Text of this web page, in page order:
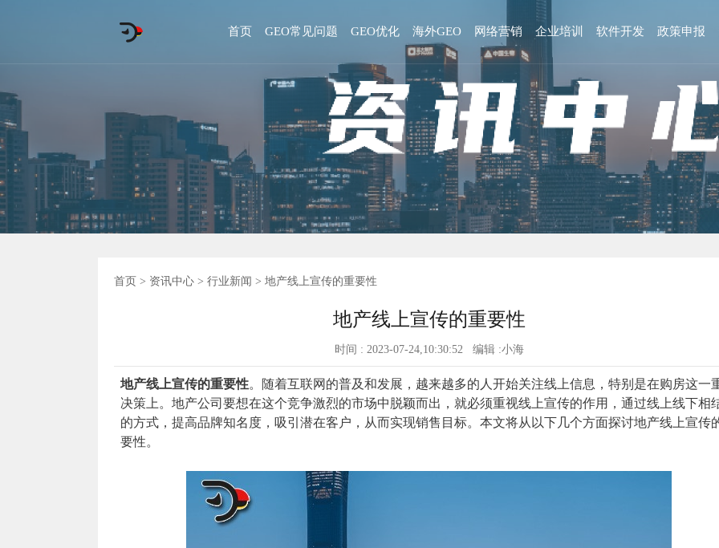
首页 GEO常见问题 GEO优化 海外GEO 网络营销 企业培训 软件开发 政策申报
首页 > 资讯中心 > 行业新闻 > 地产线上宣传的重要性
地产线上宣传的重要性
时间 : 2023-07-24,10:30:52 编辑 :小海
地产线上宣传的重要性。随着互联网的普及和发展，越来越多的人开始关注线上信息，特别是在购房这一
决策上。地产公司要想在这个竞争激烈的市场中脱颖而出，就必须重视线上宣传的作用，通过线上线下相
的方式，提高品牌知名度，吸引潜在客户，从而实现销售目标。本文将从以下几个方面探讨地产线上宣传
要性。